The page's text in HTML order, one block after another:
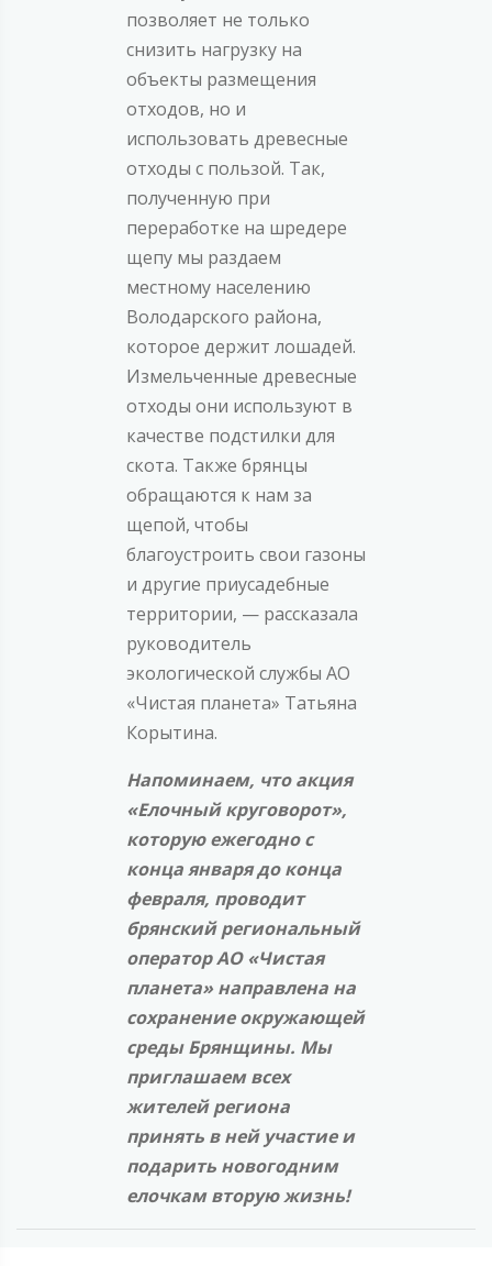
позволяет не только
снизить нагрузку на
объекты размещения
отходов, но и
использовать древесные
отходы с пользой. Так,
полученную при
переработке на шредере
щепу мы раздаем
местному населению
Володарского района,
которое держит лошадей.
Измельченные древесные
отходы они используют в
качестве подстилки для
скота. Также брянцы
обращаются к нам за
щепой, чтобы
благоустроить свои газоны
и другие приусадебные
территории, — рассказала
руководитель
экологической службы АО
«Чистая планета» Татьяна
Корытина.
Напоминаем, что акция
«Елочный круговорот»,
которую ежегодно с
конца января до конца
февраля, проводит
брянский региональный
оператор АО «Чистая
планета» направлена на
сохранение окружающей
среды Брянщины. Мы
приглашаем всех
жителей региона
принять в ней участие и
подарить новогодним
елочкам вторую жизнь!